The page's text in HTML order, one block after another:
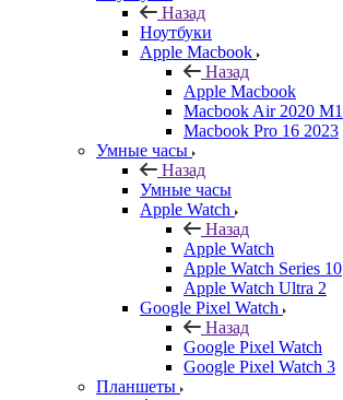
Назад
Ноутбуки
Apple Macbook
Назад
Apple Macbook
Macbook Air 2020 M1
Macbook Pro 16 2023
Умные часы
Назад
Умные часы
Apple Watch
Назад
Apple Watch
Apple Watch Series 10
Apple Watch Ultra 2
Google Pixel Watch
Назад
Google Pixel Watch
Google Pixel Watch 3
Планшеты